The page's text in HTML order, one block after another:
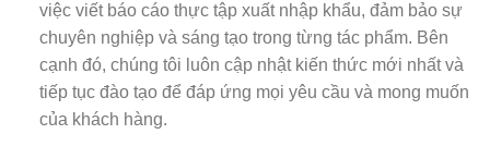
việc viết báo cáo thực tập xuất nhập khẩu, đảm bảo sự
chuyên nghiệp và sáng tạo trong từng tác phẩm. Bên
cạnh đó, chúng tôi luôn cập nhật kiến thức mới nhất và
tiếp tục đào tạo để đáp ứng mọi yêu cầu và mong muốn
của khách hàng.